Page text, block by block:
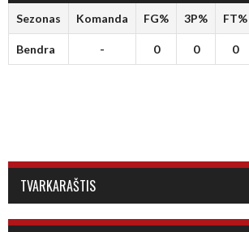
Sezonas Komanda FG% 3P% FT%
Bendra - 0 0 0
TVARKARAŠTIS